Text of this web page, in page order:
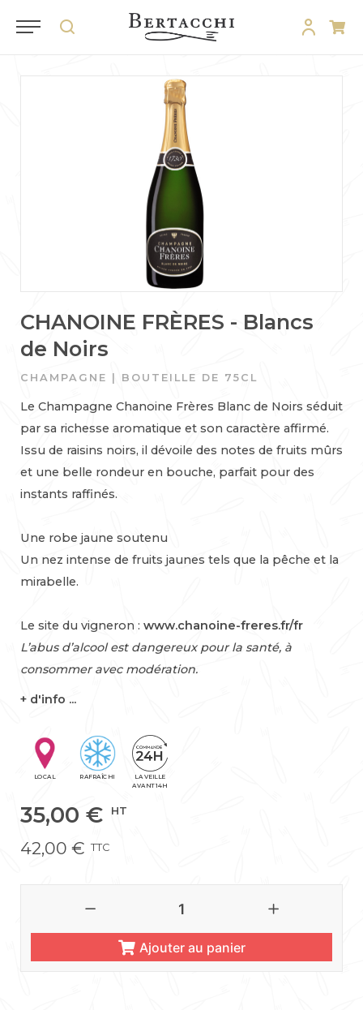
CHANOINE FRÈRES - Blancs
de Noirs
CHAMPAGNE | BOUTEILLE DE 75CL
Le Champagne Chanoine Frères Blanc de Noirs séduit
par sa richesse aromatique et son caractère affirmé.
Issu de raisins noirs, il dévoile des notes de fruits mûrs
et une belle rondeur en bouche, parfait pour des
instants raffinés.
Une robe jaune soutenu
Un nez intense de fruits jaunes tels que la pêche et la
mirabelle.
Le site du vigneron : www.chanoine-freres.fr/fr
L’abus d’alcool est dangereux pour la santé, à
consommer avec modération.
+ d'info ...
LOCAL RAFRAÎCHI
LA VEILLE
AVANT 14H
35,00 € HT
42,00 € TTC
Ajouter au panier